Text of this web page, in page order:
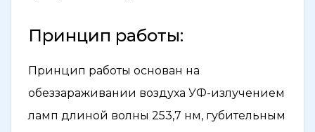
Принцип работы:
Принцип работы основан на
обеззараживании воздуха УФ-излучением
ламп длиной волны 253,7 нм, губительным